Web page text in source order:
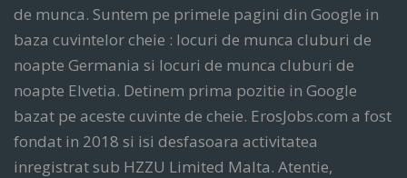
de munca. Suntem pe primele pagini din Google in
baza cuvintelor cheie : locuri de munca cluburi de
noapte Germania si locuri de munca cluburi de
noapte Elvetia. Detinem prima pozitie in Google
bazat pe aceste cuvinte de cheie. ErosJobs.com a fost
fondat in 2018 si isi desfasoara activitatea
inregistrat sub HZZU Limited Malta. Atentie,